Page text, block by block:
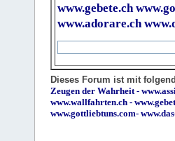
www.gebete.ch
www.adorare.ch
Dieses Forum ist mit
Zeugen der Wahrheit -
www.wallfahrten.ch -
www.gottliebtuns.com-